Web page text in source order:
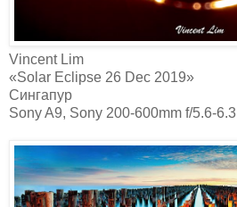
Vincent Lim‎
«Solar Eclipse 26 Dec 2019»
Сингапур
Sony A9, Sony 200-600mm f/5.6-6.3